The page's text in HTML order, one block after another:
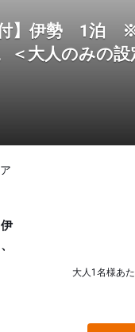
付】伊勢 1泊
＜大人のみの設
大人1名様あ